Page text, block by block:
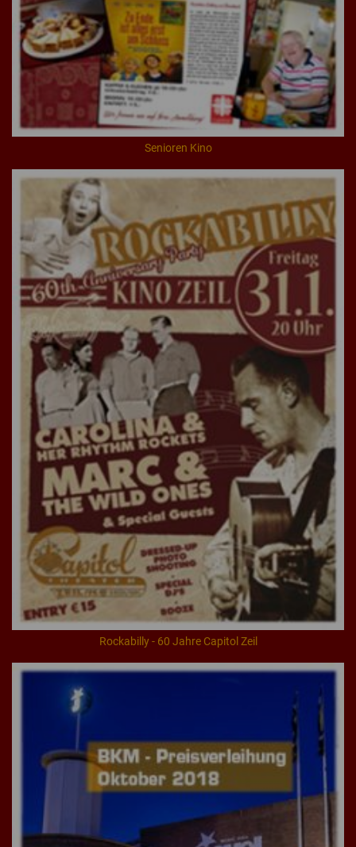
Senioren Kino
Rockabilly - 60 Jahre Capitol Zeil